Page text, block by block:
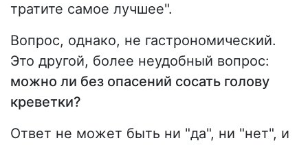
тратите самое лучшее".
Вопрос, однако, не гастрономический.
Это другой, более неудобный вопрос:
можно ли без опасений сосать голову
креветки?
Ответ не может быть ни "да", ни "нет", и